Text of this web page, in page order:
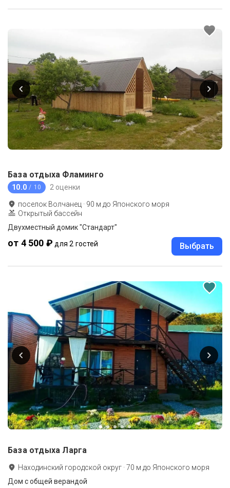
База отдыха Фламинго
10.0 / 10 2 оценки
поселок Волчанец · 90 м до Японского моря
Открытый бассейн
Двухместный домик "Стандарт"
от 4 500 ₽ для 2 гостей Выбрать
База отдыха Ларга
Находинский городской округ ·70 м до Японского моря
Дом с общей верандой